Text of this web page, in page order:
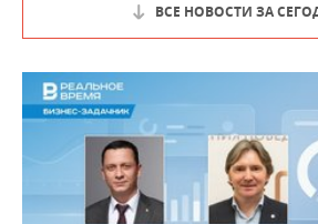
ВСЕ НОВОСТИ ЗА